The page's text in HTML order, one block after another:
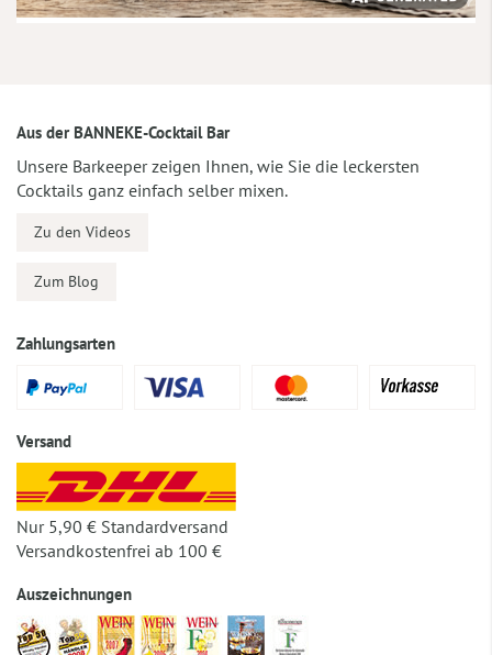
Aus der BANNEKE-Cocktail Bar
Unsere Barkeeper zeigen Ihnen, wie Sie die leckersten
Cocktails ganz einfach selber mixen.
Zu den Videos
Zum Blog
Zahlungsarten
Versand
Nur 5,90 € Standardversand
Versandkostenfrei ab 100 €
Auszeichnungen